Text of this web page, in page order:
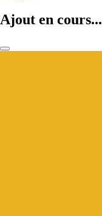
Ajout en cours...